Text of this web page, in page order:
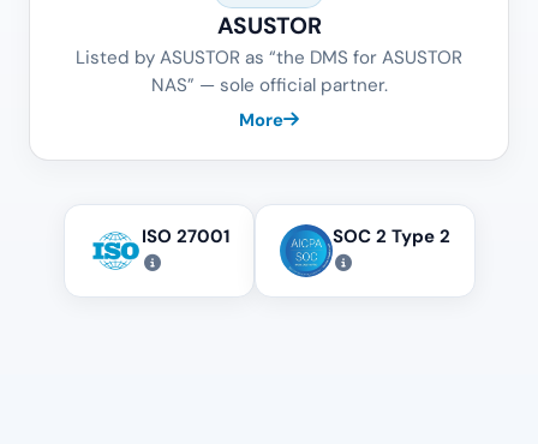
ASUSTOR
Listed by ASUSTOR as “the DMS for ASUSTOR
NAS” — sole official partner.
More
ISO 27001 SOC 2 Type 2